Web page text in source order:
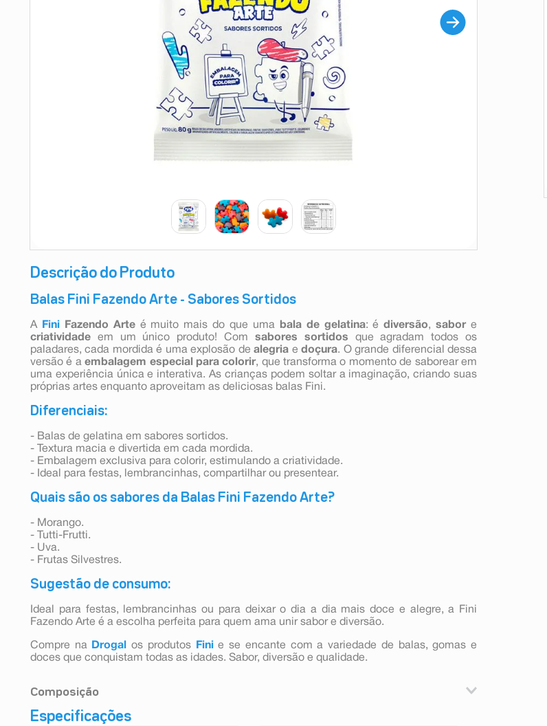
Descrição do Produto
Balas Fini Fazendo Arte - Sabores Sortidos
A Fini Fazendo Arteé muito mais do que uma bala de gelatina: édiversão,sabore
criatividade em um único produto! Com sabores sortidos que agradam todos os
paladares, cada mordida é uma explosão dealegria edoçura. O grande diferencial dessa
versão é aembalagem especial para colorir, que transforma o momento de saborear em
uma experiência única e interativa. As crianças podem soltar a imaginação, criando suas
próprias artes enquanto aproveitam as deliciosas balas Fini.
Diferenciais:
- Balas de gelatina em sabores sortidos.
- Textura macia e divertida em cada mordida.
- Embalagem exclusiva para colorir, estimulando a criatividade.
- Ideal para festas, lembrancinhas, compartilhar ou presentear.
Quais são os sabores da Balas Fini Fazendo Arte?
- Morango.
- Tutti-Frutti.
- Uva.
- Frutas Silvestres.
Sugestão de consumo:
Ideal para festas, lembrancinhas ou para deixar o dia a dia mais doce e alegre, a Fini
Fazendo Arte é a escolha perfeita para quem ama unir sabor e diversão.
Compre na Drogal os produtos Fini e se encante com a variedade de balas, gomas e
doces que conquistam todas as idades. Sabor, diversão e qualidade.
Composição
Xarope De Glicose, Açúcar, ÁGua, Gelatina, Triglicerídeos De Cadeia Média, Acidulantes
Especificações
absorvente
10ºshampoo